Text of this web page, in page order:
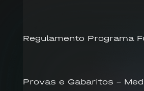
Regulamento Programa
Provas e Gabaritos –